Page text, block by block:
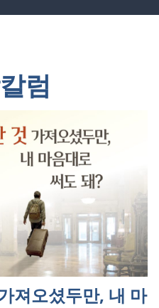
럼
져오셨두만, 내 마